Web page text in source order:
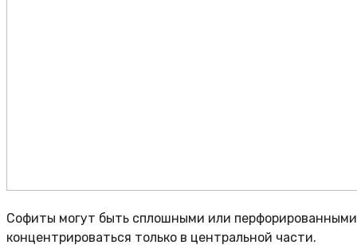
Софиты могут быть сплошными или
концентрироваться только в центральной части.